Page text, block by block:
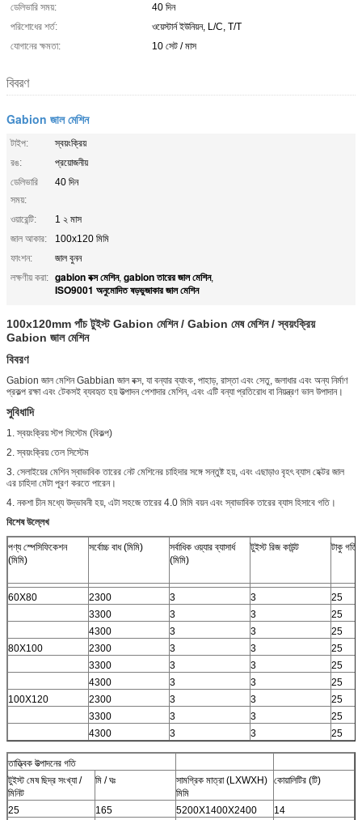
ডেলিভারি সময়:
40 দিন
পরিশোধের শর্ত:
ওয়েস্টার্ন ইউনিয়ন, L/C, T/T
যোগানের ক্ষমতা:
10 সেট / মাস
বিবরণ
Gabion জাল মেশিন
টাইপ:
স্বয়ংক্রিয়
রঙ:
প্রয়োজনীয়
ডেলিভারি
সময়:
40 দিন
ওয়ারেন্টি:
1 ২ মাস
জাল আকার:
100x120 মিমি
ফাংশন:
জাল বুনন
লক্ষণীয় করা: gabion বক্স মেশিন, gabion তারের জাল মেশিন,
ISO9001 অনুমোদিত ষড়ভুজাকার জাল মেশিন
100x120mm পাঁচ টুইস্ট Gabion মেশিন / Gabion মেষ মেশিন / স্বয়ংক্রিয়
Gabion জাল মেশিন
বিবরণ
Gabion জাল মেশিন Gabbian জাল বক্স, যা বন্যার ব্যাংক, পাহাড়, রাস্তা এবং সেতু, জলাধার এবং অন্য নির্মাণ
প্রকল্প রক্ষা এবং টেকসই ব্যবহৃত হয় উত্পাদন পেশাদার মেশিন, এবং এটি বন্যা প্রতিরোধ বা নিয়ন্ত্রণ ভাল উপাদান।
সুবিধাদি
1. স্বয়ংক্রিয় স্টপ সিস্টেম (বিকল্প)
2. স্বয়ংক্রিয় তেল সিস্টেম
3. সেলাইয়ের মেশিন স্বাভাবিক তারের নেট মেশিনের চাহিদার সঙ্গে সন্তুষ্ট হয়, এবং এছাড়াও বৃহৎ ব্যাস হেক্টর জাল
এর চাহিদা মেটা পূরণ করতে পারেন।
4. নকশা চীন মধ্যে উদ্ভাবনী হয়, এটা সহজে তারের 4.0 মিমি বয়ন এবং স্বাভাবিক তারের ব্যাস হিসাবে গতি।
বিশেষ উল্লেখ
পণ্য স্পেসিফিকেশন
(মিমি)
সর্বোচ্চ বাধ (মিমি)
সর্বাধিক ওয়্যার ব্যাসার্ধ
(মিমি)
টুইস্ট রিজ কাউন্ট টাকু গতি
60X80 2300 3 3
25
3300
3 3
25
4300
3 3
25
80X100
2300 3 3
25
3300
3 3
25
4300
3 3
25
100X120
2300 3 3
25
3300
3 3
25
4300
3 3 25
তাত্ত্বিক উত্পাদনের গতি
টুইস্ট মেষ ছিদ্র সংখ্যা /
মিনিট
মি / ঘঃ
সামগ্রিক মাত্রা (LXWXH)
মিমি
কোয়ালিটির (টি)
25 165 5200X1400X2400
14